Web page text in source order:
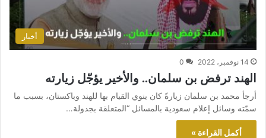
أخبار
14 نوفمبر، 2022 0
الهند ترفض بن سلمان.. والأخير يؤجّل زيارته
أرجأ محمد بن سلمان زيارةً كان ينوي القيام بها للهند وباكستان، بسبب ما
سمّته وسائل إعلام سعودية بالمسائل “المتعلقة بجدولة…
أكمل القراءة »